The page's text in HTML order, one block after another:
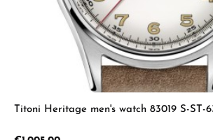
Titoni Heritage men's watch 83019 S-ST-